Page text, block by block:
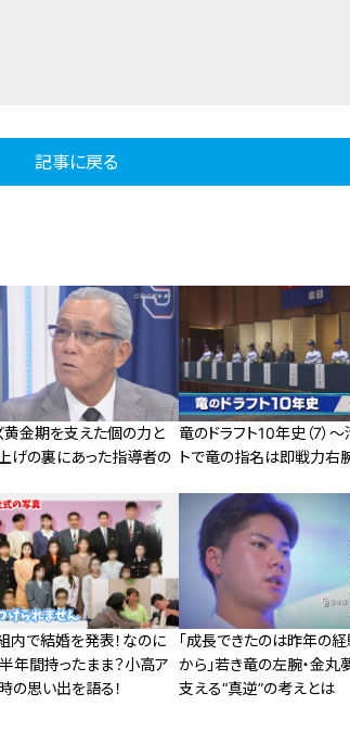
記事に戻る
黄金期を支えた個の力と
げの裏にあった指導者の
竜のドラフト10年史（7）
トで竜の指名は即戦力右
内で結婚を発表！なのに
年間持ったまま？小高ア
の思い出を語る！
「成長できたのは昨年の
から」若き竜の左腕・金
支える“真逆”の考えとは